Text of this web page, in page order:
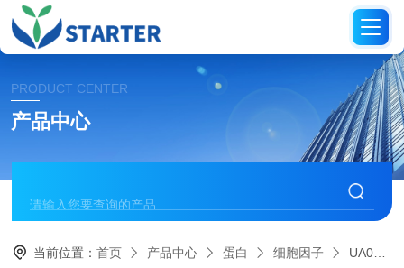
PRODUCT CENTER
产品中心
当前位置：首页 产品中心 蛋白 细胞因子 UA010555VTN/Vitronectin 蛋白（人源）， His 标签